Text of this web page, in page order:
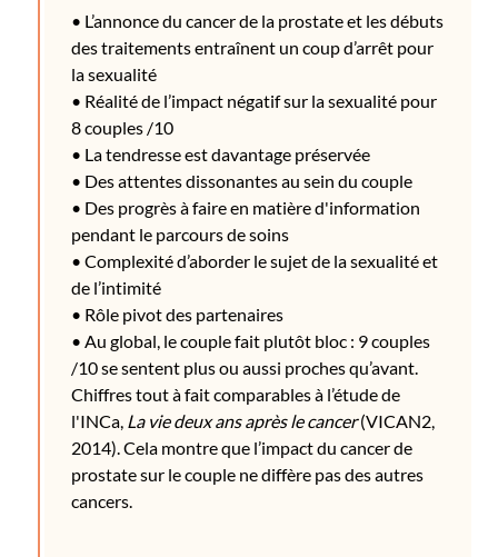
• L’annonce du cancer de la prostate et les débuts
des traitements entraînent un coup d’arrêt pour
la sexualité
• Réalité de l’impact négatif sur la sexualité pour
8 couples /10
• La tendresse est davantage préservée
• Des attentes dissonantes au sein du couple
• Des progrès à faire en matière d'information
pendant le parcours de soins
• Complexité d’aborder le sujet de la sexualité et
de l’intimité
• Rôle pivot des partenaires
• Au global, le couple fait plutôt bloc : 9 couples
/10 se sentent plus ou aussi proches qu’avant.
Chiffres tout à fait comparables à l’étude de
l'INCa, La vie deux ans après le cancer(VICAN2,
2014). Cela montre que l’impact du cancer de
prostate sur le couple ne diffère pas des autres
cancers.